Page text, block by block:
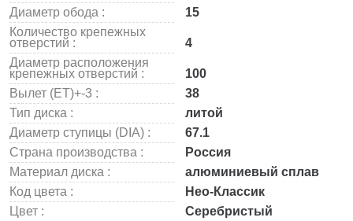
Диаметр обода :
15
Количество крепежных
отверстий :
4
Диаметр расположения
крепежных отверстий :
100
Вылет (ET)+-3 :
38
Тип диска :
литой
Диаметр ступицы (DIA) :
67.1
Страна производства :
Россия
Материал диска :
алюминиевый сплав
Код цвета :
Нео-Классик
Цвет :
Серебристый